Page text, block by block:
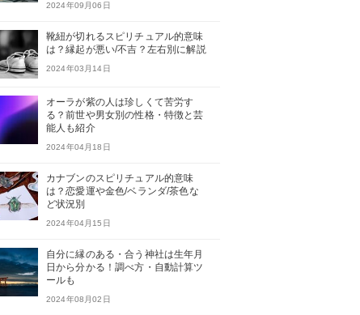
2024年09月06日
靴紐が切れるスピリチュアル的意味
は？縁起が悪い/不吉？左右別に解説
2024年03月14日
オーラが紫の人は珍しくて苦労す
る？前世や男女別の性格・特徴と芸
能人も紹介
2024年04月18日
カナブンのスピリチュアル的意味
は？恋愛運や金色/ベランダ/茶色な
ど状況別
2024年04月15日
自分に縁のある・合う神社は生年月
日から分かる！調べ方・自動計算ツ
ールも
2024年08月02日